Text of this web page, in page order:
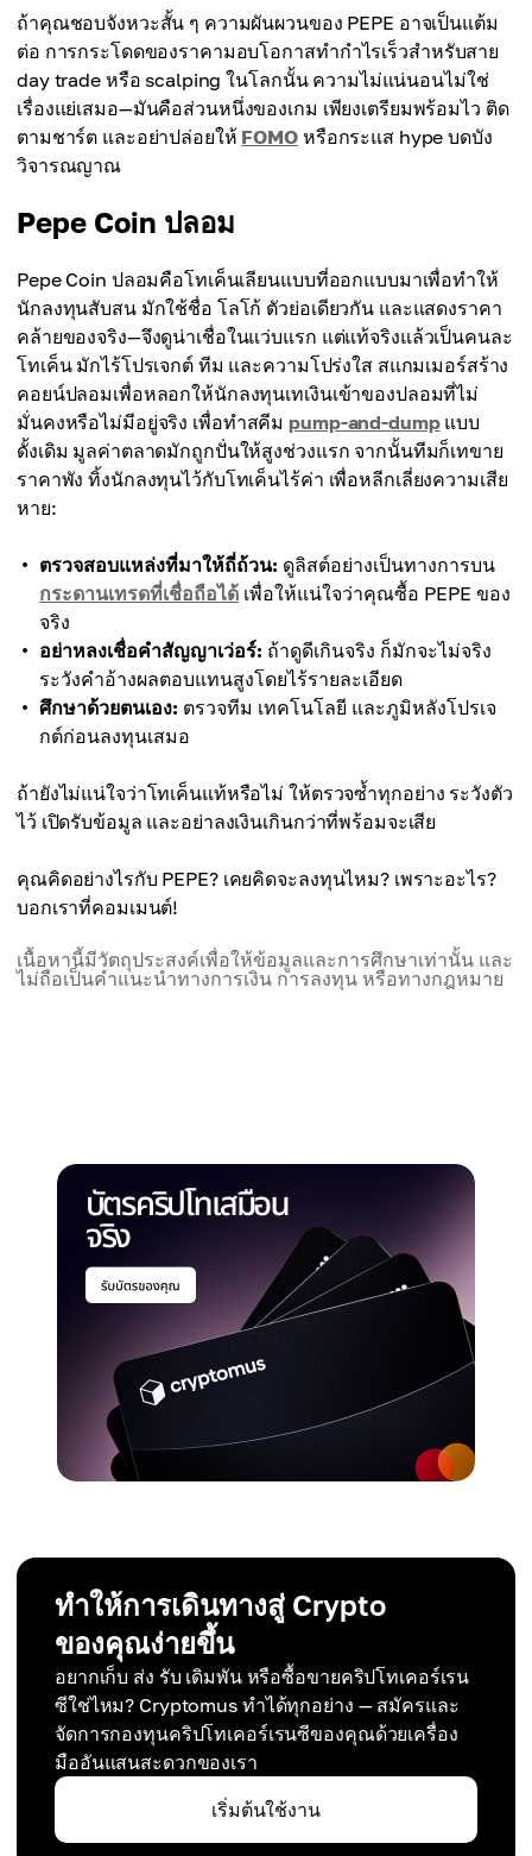
ถ้าคุณชอบจังหวะสั้น ๆ ความผันผวนของ PEPE อาจเป็นแต้ม
ต่อ การกระโดดของราคามอบโอกาสทำกำไรเร็วสำหรับสาย
day trade หรือ scalping ในโลกนั้น ความไม่แน่นอนไม่ใช่
เรื่องแย่เสมอ—มันคือส่วนหนึ่งของเกม เพียงเตรียมพร้อมไว ติด
ตามชาร์ต และอย่าปล่อยให้ FOMO หรือกระแส hype บดบัง
วิจารณญาณ
Pepe Coin ปลอม
Pepe Coin ปลอมคือโทเค็นเลียนแบบที่ออกแบบมาเพื่อทำให้
นักลงทุนสับสน มักใช้ชื่อ โลโก้ ตัวย่อเดียวกัน และแสดงราคา
คล้ายของจริง—จึงดูน่าเชื่อในแว่บแรก แต่แท้จริงแล้วเป็นคนละ
โทเค็น มักไร้โปรเจกต์ ทีม และความโปร่งใส สแกมเมอร์สร้าง
คอยน์ปลอมเพื่อหลอกให้นักลงทุนเทเงินเข้าของปลอมที่ไม่
มั่นคงหรือไม่มีอยู่จริง เพื่อทำสคีมpump-and-dumpแบบ
ดั้งเดิม มูลค่าตลาดมักถูกปั่นให้สูงช่วงแรก จากนั้นทีมก็เทขาย
ราคาพัง ทิ้งนักลงทุนไว้กับโทเค็นไร้ค่า เพื่อหลีกเลี่ยงความเสีย
หาย:
ตรวจสอบแหล่งที่มาให้ถี่ถ้วน: ดูลิสต์อย่างเป็นทางการบน
กระดานเทรดที่เชื่อถือได้ เพื่อให้แน่ใจว่าคุณซื้อ PEPE ของ
จริง
อย่าหลงเชื่อคำสัญญาเว่อร์: ถ้าดูดีเกินจริง ก็มักจะไม่จริง
ระวังคำอ้างผลตอบแทนสูงโดยไร้รายละเอียด
ศึกษาด้วยตนเอง: ตรวจทีม เทคโนโลยี และภูมิหลังโปรเจ
กต์ก่อนลงทุนเสมอ
ถ้ายังไม่แน่ใจว่าโทเค็นแท้หรือไม่ ให้ตรวจซ้ำทุกอย่าง ระวังตัว
ไว้ เปิดรับข้อมูล และอย่าลงเงินเกินกว่าที่พร้อมจะเสีย
คุณคิดอย่างไรกับ PEPE? เคยคิดจะลงทุนไหม? เพราะอะไร?
บอกเราที่คอมเมนต์!
เนื้อหานี้มีวัตถุประสงค์เพื่อให้ข้อมูลและการศึกษาเท่านั้น และ
ไม่ถือเป็นคำแนะนำทางการเงิน การลงทุน หรือทางกฎหมาย
ทำให้การเดินทางสู่ Crypto
ของคุณง่ายขึ้น
อยากเก็บ ส่ง รับ เดิมพัน หรือซื้อขายคริปโทเคอร์เรน
ซีใช่ไหม? Cryptomus ทำได้ทุกอย่าง — สมัครและ
จัดการกองทุนคริปโทเคอร์เรนซีของคุณด้วยเครื่อง
มืออันแสนสะดวกของเรา
เริ่มต้นใช้งาน